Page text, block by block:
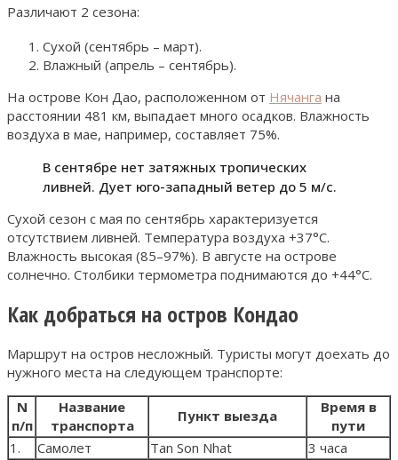
Различают 2 сезона:
Сухой (сентябрь – март).
Влажный (апрель – сентябрь).
На острове Кон Дао, расположенном от Нячанга на
расстоянии 481 км, выпадает много осадков. Влажность
воздуха в мае, например, составляет 75%.
В сентябре нет затяжных тропических
ливней. Дует юго-западный ветер до 5 м/с.
Сухой сезон с мая по сентябрь характеризуется
отсутствием ливней. Температура воздуха +37°С.
Влажность высокая (85–97%). В августе на острове
солнечно. Столбики термометра поднимаются до +44°С.
Как добраться на остров Кондао
Маршрут на остров несложный. Туристы могут доехать до
нужного места на следующем транспорте:
N
п/п
Название
транспорта
Пункт выезда
Время в
пути
1.
Самолет Tan Son Nhat
3 часа